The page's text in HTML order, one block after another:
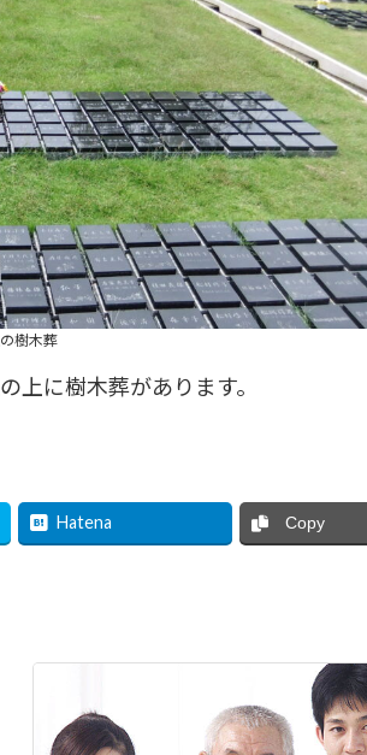
樹木葬
上に樹木葬があります。
Hatena Copy